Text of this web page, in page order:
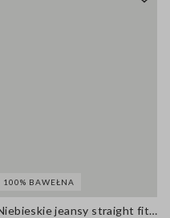
100% BAWEŁNA
Niebieskie jeansy straight fit z czystej bawełny